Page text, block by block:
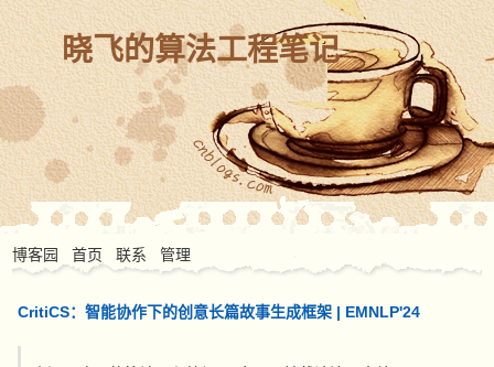
晓飞的算法工程笔记
博客园 首页 联系 管理
CritiCS：智能协作下的创意长篇故事生成框架 | EMNLP'24